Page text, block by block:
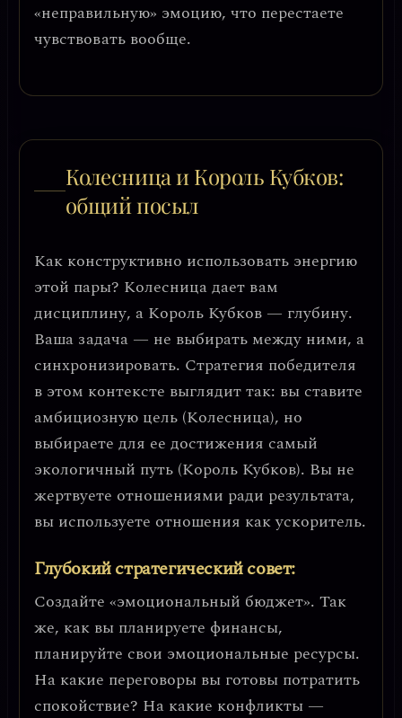
«неправильную» эмоцию, что перестаете
чувствовать вообще.
Колесница и Король Кубков:
общий посыл
Как конструктивно использовать энергию
этой пары? Колесница дает вам
дисциплину, а Король Кубков — глубину.
Ваша задача — не выбирать между ними, а
синхронизировать. Стратегия победителя
в этом контексте выглядит так: вы ставите
амбициозную цель (Колесница), но
выбираете для ее достижения самый
экологичный путь (Король Кубков). Вы не
жертвуете отношениями ради результата,
вы используете отношения как ускоритель.
Глубокий стратегический совет:
Создайте «эмоциональный бюджет». Так
же, как вы планируете финансы,
планируйте свои эмоциональные ресурсы.
На какие переговоры вы готовы потратить
спокойствие? На какие конфликты —